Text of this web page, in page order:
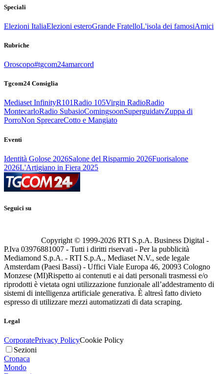
Speciali
Elezioni ItaliaElezioni esteroGrande FratelloL'isola dei famosiAmici
Rubriche
Oroscopo#tgcom24amarcord
Tgcom24 Consiglia
Mediaset InfinityR101Radio 105Virgin RadioRadio
MontecarloRadio SubasioComingsoonSuperguidatvZuppa di
PorroNon SprecareCotto e Mangiato
Eventi
Identità Golose 2026Salone del Risparmio 2026Fuorisalone
2026L'Artigiano in Fiera 2025
Seguici su
Copyright © 1999-2026 RTI S.p.A. Business Digital -
P.Iva 03976881007 - Tutti i diritti riservati - Per la pubblicità
Mediamond S.p.A. - RTI S.p.A., Mediaset N.V., sede legale
Amsterdam (Paesi Bassi) - Uffici Viale Europa 46, 20093 Cologno
Monzese (MI)Rispetto ai contenuti e ai dati personali trasmessi e/o
riprodotti è vietata ogni utilizzazione funzionale all’addestramento di
sistemi di intelligenza artificiale generativa. È altresì fatto divieto
espresso di utilizzare mezzi automatizzati di data scraping.
Legal
CorporatePrivacy PolicyCookie Policy
Sezioni
Cronaca
Mondo